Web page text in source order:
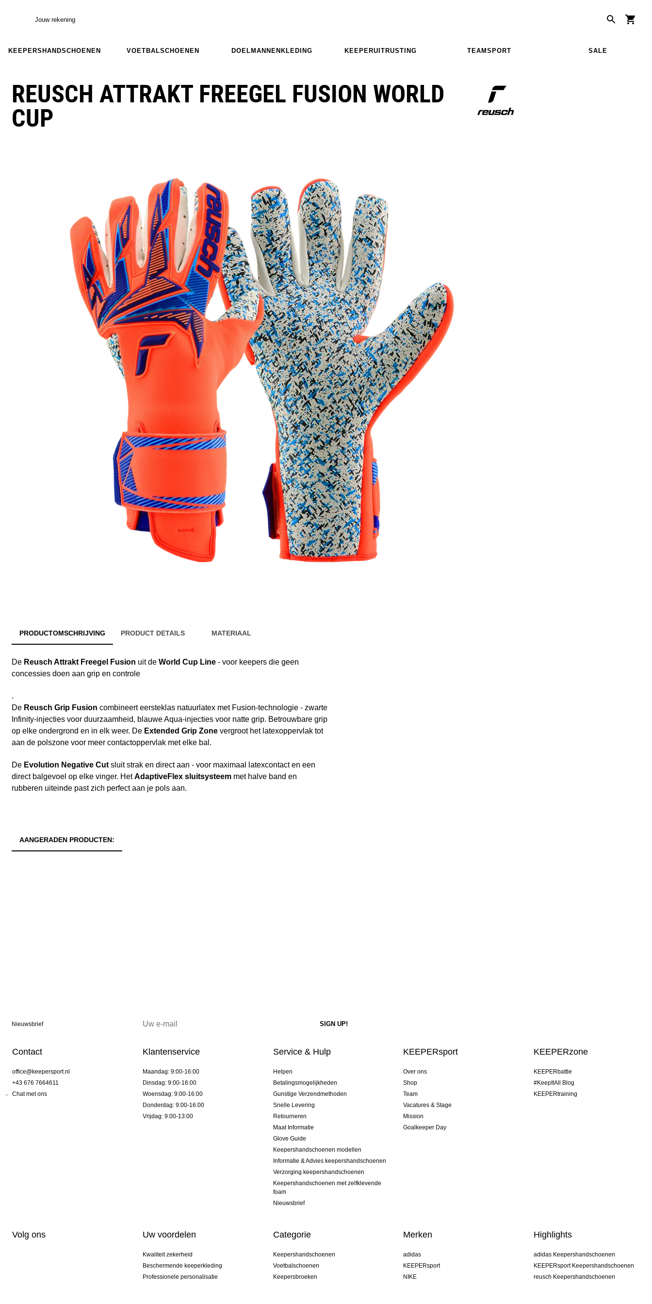
Jouw rekening
KEEPERSHANDSCHOENEN VOETBALSCHOENEN DOELMANNENKLEDING KEEPERUITRUSTING TEAMSPORT SALE
REUSCH ATTRAKT FREEGEL FUSION WORLD
CUP
PRODUCTOMSCHRIJVING PRODUCT DETAILS MATERIAAL
De Reusch Attrakt Freegel Fusion uit de World Cup Line - voor keepers die geen
concessies doen aan grip en controle
.
De Reusch Grip Fusion combineert eersteklas natuurlatex met Fusion-technologie - zwarte
Infinity-injecties voor duurzaamheid, blauwe Aqua-injecties voor natte grip. Betrouwbare grip
op elke ondergrond en in elk weer. De Extended Grip Zone vergroot het latexoppervlak tot
aan de polszone voor meer contactoppervlak met elke bal.
De Evolution Negative Cutsluit strak en direct aan - voor maximaal latexcontact en een
direct balgevoel op elke vinger. HetAdaptiveFlex sluitsysteem met halve band en
rubberen uiteinde past zich perfect aan je pols aan.
AANGERADEN PRODUCTEN:
Nieuwsbrief
Contact
office@keepersport.nl
+43 676 7664611
Chat met ons
Klantenservice
Maandag: 9:00-16:00
Dinsdag: 9:00-16:00
Woensdag: 9:00-16:00
Donderdag: 9:00-16:00
Vrijdag: 9:00-13:00
Service & Hulp
Helpen
Betalingsmogelijkheden
Gunstige Verzendmethoden
Snelle Levering
Retourneren
Maat Informatie
Glove Guide
Keepershandschoenen modellen
Informatie & Advies keepershandschoenen
Verzorging keepershandschoenen
Keepershandschoenen met zelfklevende
foam
Nieuwsbrief
KEEPERsport
Over ons
Shop
Team
Vacatures & Stage
Mission
Goalkeeper Day
KEEPERzone
KEEPERbattle
#KeepItAll Blog
KEEPERtraining
Volg ons Uw voordelen
Kwaliteit zekerheid
Beschermende keeperkleding
Professionele personalisatie
Categorie
Keepershandschoenen
Voetbalschoenen
Keepersbroeken
Merken
adidas
KEEPERsport
NIKE
Highlights
adidas Keepershandschoenen
KEEPERsport Keepershandschoenen
reusch Keepershandschoenen